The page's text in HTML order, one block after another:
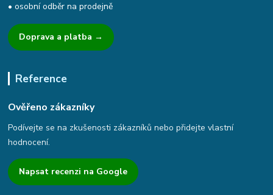
• osobní odběr na prodejně
Doprava a platba →
Reference
Ověřeno zákazníky
Podívejte se na zkušenosti zákazníků nebo přidejte vlastní
hodnocení.
Napsat recenzi na Google